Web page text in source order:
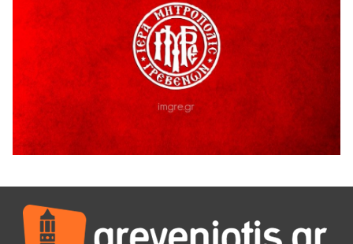
Διακοπή υδροδότησης του Α΄ κλάδου ύδρευσης
5 Αυγούστου 2026
Η Marseaux στα Γρεβενά για μια μοναδική συναυλία
Θερινό Σινεμά στο πλαίσιο του «Πολιτιστικού
Καλοκαιριού 2026» με την βραβευμένη ταινία «Μικρές
Ανάσες».
Γρεβενά: Συνελήφθη 18χρονος αλλοδαπός, για κλοπή
εξοπλισμού γυμναστηρίου
5 Αυγούστου 2026